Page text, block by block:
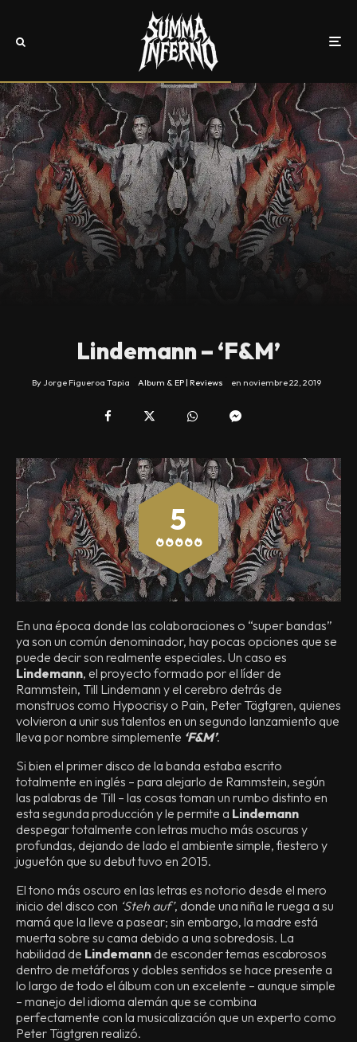
Lindemann – ‘F&M’
By Jorge Figueroa Tapia Album & EP | Reviews en noviembre 22, 2019
5
En una época donde las colaboraciones o “super bandas”
ya son un común denominador, hay pocas opciones que se
puede decir son realmente especiales. Un caso es
Lindemann, el proyecto formado por el líder de
Rammstein, Till Lindemann y el cerebro detrás de
monstruos como Hypocrisy o Pain, Peter Tägtgren, quienes
volvieron a unir sus talentos en un segundo lanzamiento que
lleva por nombre simplemente ‘F&M’.
Si bien el primer disco de la banda estaba escrito
totalmente en inglés – para alejarlo de Rammstein, según
las palabras de Till – las cosas toman un rumbo distinto en
esta segunda producción y le permite a Lindemann
despegar totalmente con letras mucho más oscuras y
profundas, dejando de lado el ambiente simple, fiestero y
juguetón que su debut tuvo en 2015.
El tono más oscuro en las letras es notorio desde el mero
inicio del disco con ‘Steh auf’, donde una niña le ruega a su
mamá que la lleve a pasear; sin embargo, la madre está
muerta sobre su cama debido a una sobredosis. La
habilidad de Lindemann de esconder temas escabrosos
dentro de metáforas y dobles sentidos se hace presente a
lo largo de todo el álbum con un excelente – aunque simple
– manejo del idioma alemán que se combina
perfectamente con la musicalización que un experto como
Peter Tägtgren realizó.